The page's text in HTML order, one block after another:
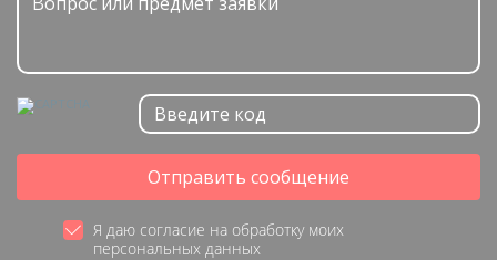
Отправить сообщение
Я даю согласие на обработку моих
персональных данных